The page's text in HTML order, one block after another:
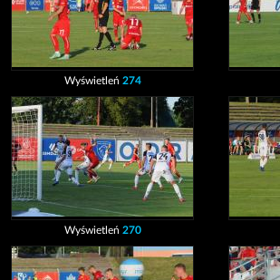
Wyświetleń 274
Wyświetleń 270